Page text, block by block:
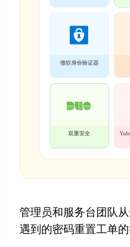
微软身份验证器
双重安全
管理员和服务台团队
遇到的密码重置工单